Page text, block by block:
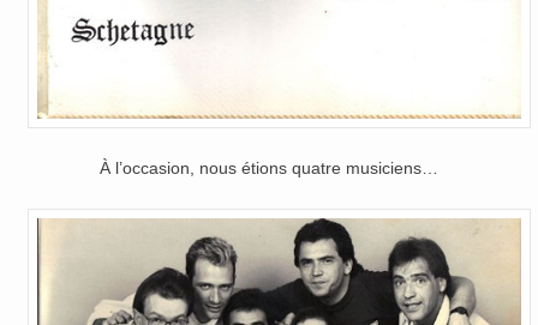
À l’occasion, nous étions quatre musiciens…